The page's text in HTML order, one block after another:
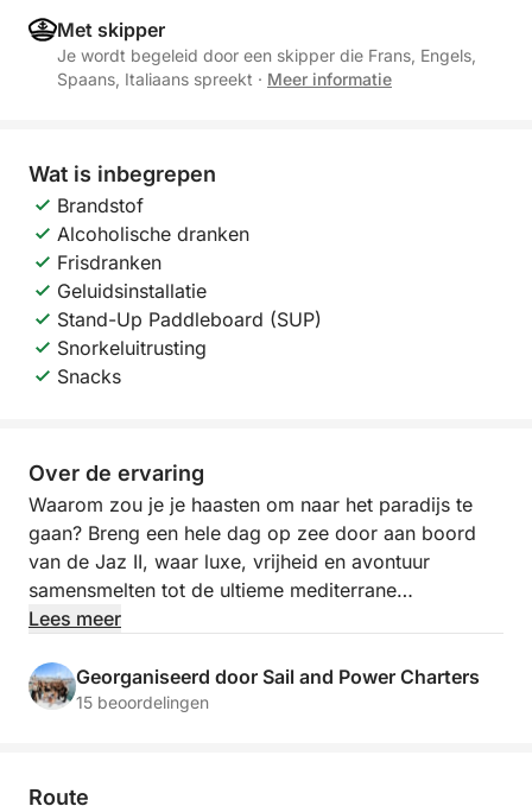
Met skipper
Je wordt begeleid door een skipper die Frans, Engels,
Spaans, Italiaans spreekt · Meer informatie
Wat is inbegrepen
Brandstof
Alcoholische dranken
Frisdranken
Geluidsinstallatie
Stand-Up Paddleboard (SUP)
Snorkeluitrusting
Snacks
Over de ervaring
Waarom zou je je haasten om naar het paradijs te
gaan? Breng een hele dag op zee door aan boord
van de Jaz II, waar luxe, vrijheid en avontuur
samensmelten tot de ultieme mediterrane
ontsnapping. Met acht uur om de kust te verkennen,
alle comfort, voelt deze ervaring meer als een
privévakantie dan als een boottocht.
Lees meer
Georganiseerd door Sail and Power Charters
15 beoordelingen
Route